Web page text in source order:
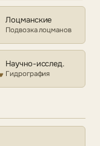
Лоцманские
Подвозка лоцманов
Научно-исслед.
Гидрография